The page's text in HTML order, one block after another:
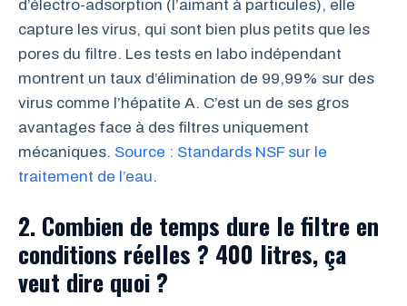
d’électro-adsorption (l’aimant à particules), elle
capture les virus, qui sont bien plus petits que les
pores du filtre. Les tests en labo indépendant
montrent un taux d’élimination de 99,99% sur des
virus comme l’hépatite A. C’est un de ses gros
avantages face à des filtres uniquement
mécaniques. Source : Standards NSF sur le
traitement de l’eau.
2. Combien de temps dure le filtre en
conditions réelles ? 400 litres, ça
veut dire quoi ?